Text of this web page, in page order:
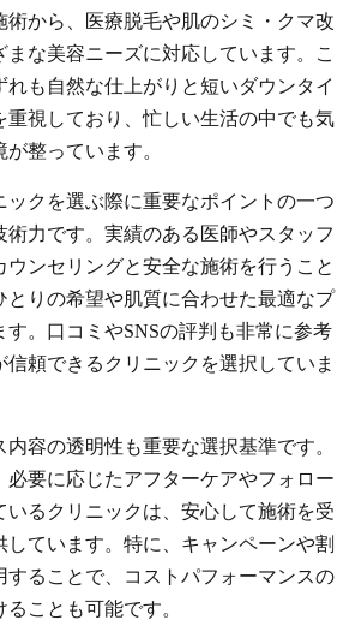
術から、医療脱毛や肌のシミ・クマ改
な美容ニーズに対応しています。こ
れも自然な仕上がりと短いダウンタイ
重視しており、忙しい生活の中でも気
整っています。
ックを選ぶ際に重要なポイントの一つ
術力です。実績のある医師やスタッフ
ウンセリングと安全な施術を行うこと
とりの希望や肌質に合わせた最適なプ
す。口コミやSNSの評判も非常に参考
信頼できるクリニックを選択していま
内容の透明性も重要な選択基準です。
必要に応じたアフターケアやフォロー
いるクリニックは、安心して施術を受
しています。特に、キャンペーンや割
することで、コストパフォーマンスの
ことも可能です。